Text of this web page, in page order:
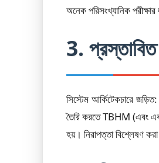
অনেক পরিসংখ্যানিক
3. প্রস্তাবিত
সিস্টেম আর্কিটেকচারে
তৈরি করতে TBHM (এবং
হয়। নিরাপত্তা বিশ্লেষণ